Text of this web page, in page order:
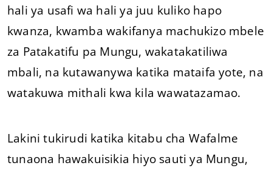
hali ya usafi wa hali ya juu kuliko hapo
kwanza, kwamba wakifanya machukizo mbele
za Patakatifu pa Mungu, wakatakatiliwa
mbali, na kutawanywa katika mataifa yote, na
watakuwa mithali kwa kila wawatazamao.
Lakini tukirudi katika kitabu cha Wafalme
tunaona hawakuisikia hiyo sauti ya Mungu,